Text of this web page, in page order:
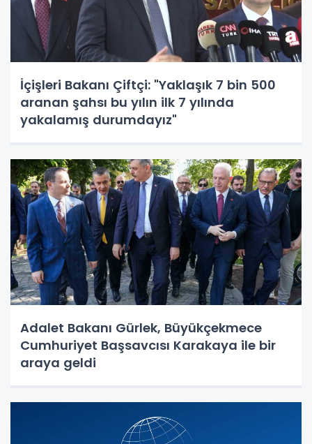
İçişleri Bakanı Çiftçi: "Yaklaşık 7 bin 500
aranan şahsı bu yılın ilk 7 yılında
yakalamış durumdayız"
Adalet Bakanı Gürlek, Büyükçekmece
Cumhuriyet Başsavcısı Karakaya ile bir
araya geldi